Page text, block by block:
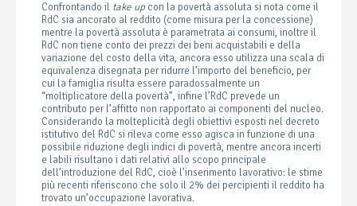
Confrontando il take upcon la povertà assoluta si nota come il
RdC sia ancorato al reddito (come misura per la concessione)
mentre la povertà assoluta è parametrata ai consumi, inoltre il
RdC non tiene conto dei prezzi dei beni acquistabili e della
variazione del costo della vita, ancora esso utilizza una scala di
equivalenza disegnata per ridurre l’importo del beneficio, per
cui la famiglia risulta essere paradossalmente un
“moltiplicatore della povertà”, infine l’RdC prevede un
contributo per l’affitto non rapportato ai componenti del nucleo.
Considerando la molteplicità degli obiettivi esposti nel decreto
istitutivo del RdC si rileva come esso agisca in funzione di una
possibile riduzione degli indici di povertà, mentre ancora incerti
e labili risultano i dati relativi allo scopo principale
dell’introduzione del RdC, cioè l’inserimento lavorativo: le stime
più recenti riferiscono che solo il 2% dei percipienti il reddito ha
trovato un’occupazione lavorativa.